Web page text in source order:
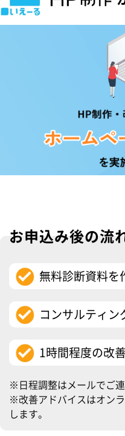
お申込み後の流
無料診断資料を
コンサルティン
1時間程度の改
※日程調整はメールでご連
※改善アドバイスはオン
します。